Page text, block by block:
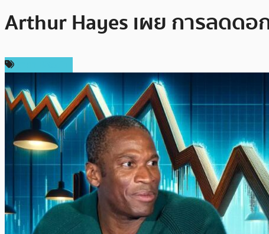
Arthur Hayes เผย การลดด